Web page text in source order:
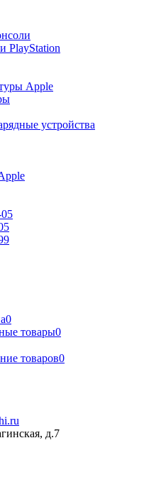
PlayStation
Apple
устройства
0
товары0
товаров0
д.7